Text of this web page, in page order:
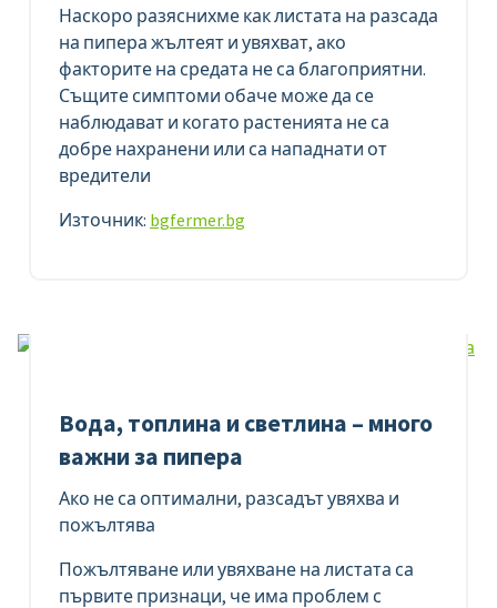
Наскоро разяснихме как листата на разсада
на пипера жълтеят и увяхват, ако
факторите на средата не са благоприятни.
Същите симптоми обаче може да се
наблюдават и когато растенията не са
добре нахранени или са нападнати от
вредители
Източник: bgfermer.bg
Вода, топлина и светлина – много
важни за пипера
Ако не са оптимални, разсадът увяхва и
пожълтява
Пожълтяване или увяхване на листата са
първите признаци, че има проблем с